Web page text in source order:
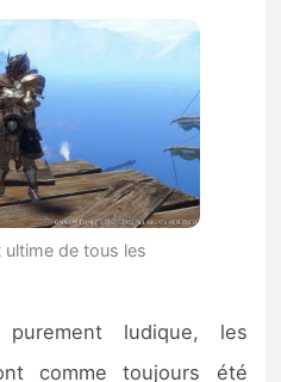
ultime de tous les
ludique, les
comme toujours été